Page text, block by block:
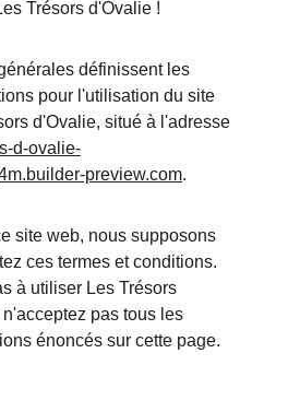
Trésors d'Ovalie !
définissent les
pour l'utilisation du site
d'Ovalie, situé à l'adresse
d-ovalie-
preview.com.
site web, nous supposons
ces termes et conditions.
à utiliser Les Trésors
pas tous les
énoncés sur cette page.